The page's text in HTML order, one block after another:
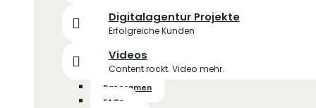
Digitalagentur Projekte
Erfolgreiche Kunden
Videos
Content rockt. Video mehr.
Panoramen
FAQs